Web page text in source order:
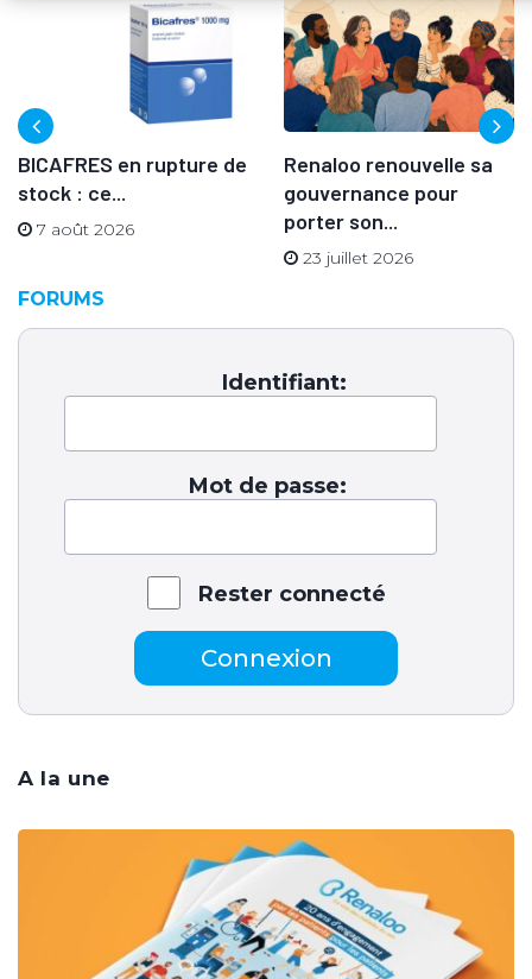
BICAFRES en rupture de
stock : ce...
7 août 2026
Renaloo renouvelle sa
gouvernance pour
porter son...
23 juillet 2026
FORUMS
Identifiant:
Mot de passe:
Rester connecté
Connexion
A la une